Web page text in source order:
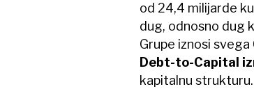
od 24,4 milijarde
dug, odnosno dug
Grupe iznosi
Debt-to-Capital
kapitalnu strukturu.